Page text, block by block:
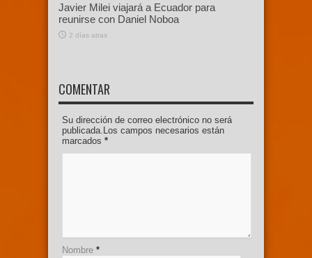
Javier Milei viajará a Ecuador para
reunirse con Daniel Noboa
2 días atras
COMENTAR
Su dirección de correo electrónico no será
publicada.Los campos necesarios están
marcados *
Nombre *